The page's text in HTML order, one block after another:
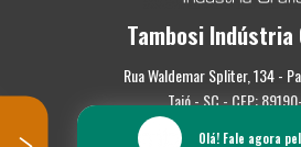
Tambosi Indústria
Rua Waldemar Spliter, 134 -
Taió - SC - CEP:
(47) 3562-0587
Olá! Fale agora